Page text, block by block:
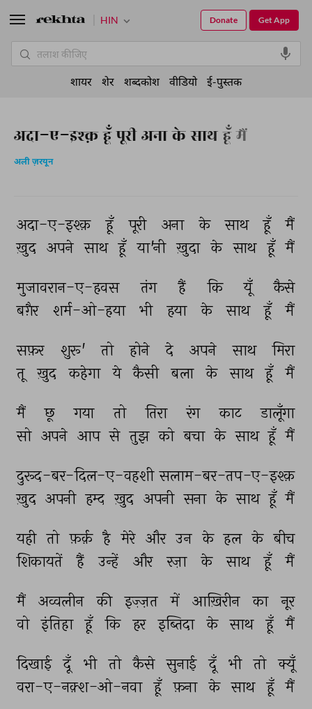
अदा-ए-इश्क़ हूँ पूरी अना के साथ हूँ मैं
अली ज़रयून
अदा-ए-इश्क़ हूँ पूरी अना के साथ हूँ
मैं
ख़ुद अपने साथ हूँ या'नी ख़ुदा के साथ हूँ मैं
मुजावरान-ए-हवस तंग हैं कि यूँ
कैसे
बग़ैर
शर्म-ओ-हया भी हया के साथ हूँ मैं
सफ़र शुरू' तो होने दे अपने साथ मिरा
तू ख़ुद कहेगा ये कैसी बला के साथ हूँ मैं
मैं छू गया तो तिरा रंग काट
डालूँगा
सो अपने आप से तुझ को बचा के साथ हूँ मैं
दुरूद-बर-दिल-ए-वहशी सलाम-बर-तप-ए-इश्क़
ख़ुद अपनी हम्द ख़ुद अपनी सना के साथ हूँ मैं
यही तो फ़र्क़ है मेरे और उन के हल के बीच
शिकायतें
हैं उन्हें और रज़ा के साथ हूँ मैं
मैं अव्वलीन की इज़्ज़त में आख़िरीन का
नूर
वो
इंतिहा हूँ कि हर इब्तिदा के साथ हूँ मैं
दिखाई दूँ भी तो कैसे सुनाई दूँ भी तो
क्यूँ
वरा-ए-नक़्श-ओ-नवा हूँ फ़ना के साथ हूँ मैं
HIN Get App
Donate
शायर शेर शब्दकोश वीडियो ई-पुस्तक